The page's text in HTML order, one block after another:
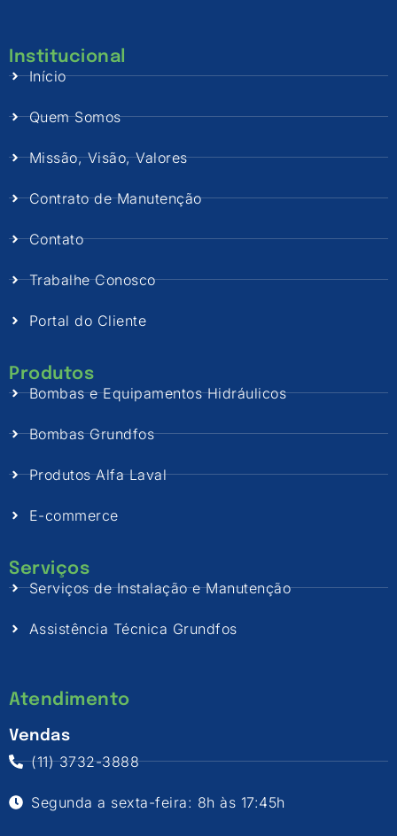
Institucional
Início
Quem Somos
Missão, Visão, Valores
Contrato de Manutenção
Contato
Trabalhe Conosco
Portal do Cliente
Produtos
Bombas e Equipamentos Hidráulicos
Bombas Grundfos
Produtos Alfa Laval
E-commerce
Serviços
Serviços de Instalação e Manutenção
Assistência Técnica Grundfos
Atendimento
Vendas
(11) 3732-3888
Segunda a sexta-feira: 8h às 17:45h